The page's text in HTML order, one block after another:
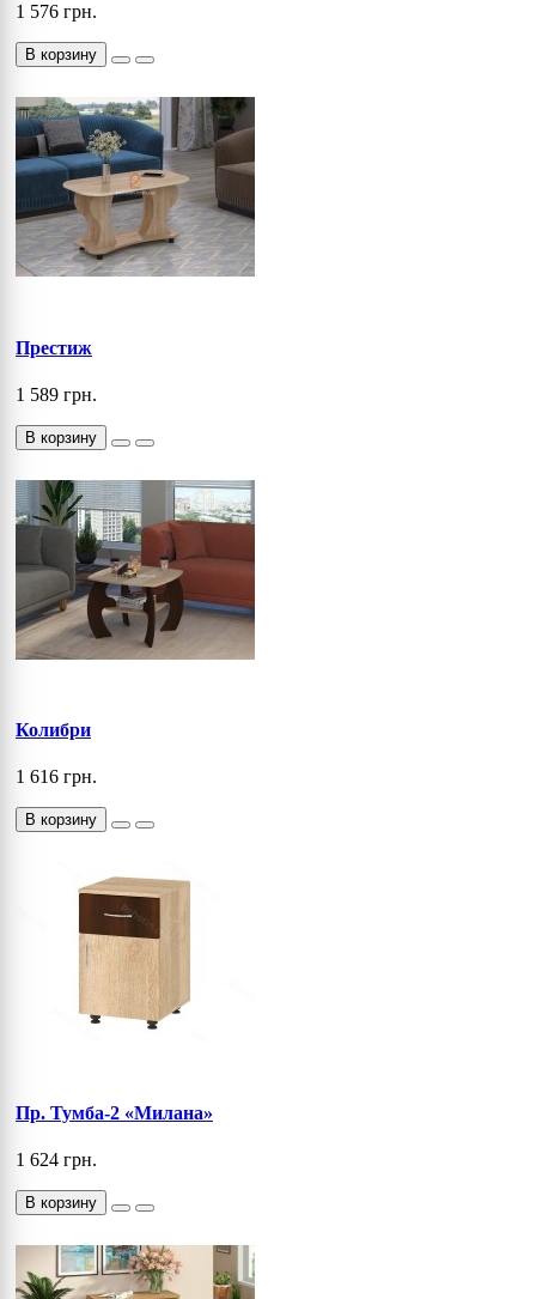
1 576 грн.
В корзину
Престиж
1 589 грн.
В корзину
Колибри
1 616 грн.
В корзину
Пр. Тумба-2 «Милана»
1 624 грн.
В корзину